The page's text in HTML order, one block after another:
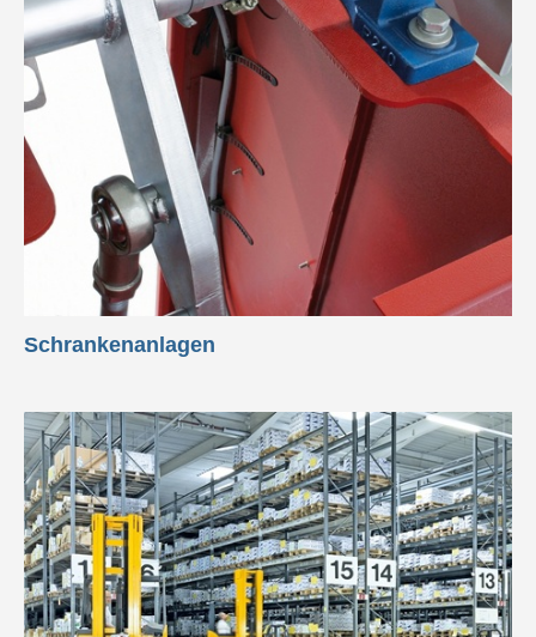
Schrankenanlagen